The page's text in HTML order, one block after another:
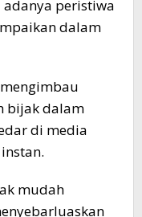
peristiwa
dalam
bijak dalam
di media
mudah